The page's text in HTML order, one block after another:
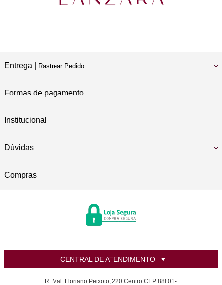
Entrega | Rastrear Pedido
Formas de pagamento
Institucional
Dúvidas
Compras
CENTRAL DE ATENDIMENTO
R. Mal. Floriano Peixoto, 220 Centro CEP 88801-